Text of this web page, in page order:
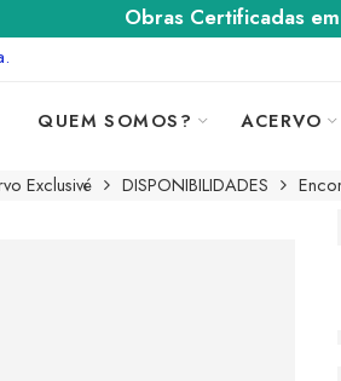
Obras Certificadas
QUEM SOMOS? ACERVO
Exclusivé DISPONIBILIDADES